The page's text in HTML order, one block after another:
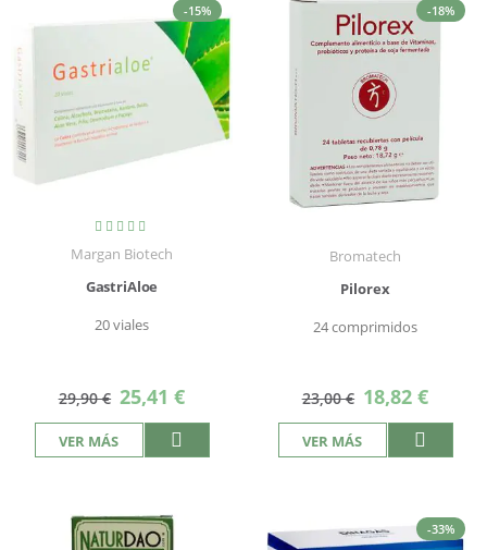
-15%
Valoración:
100%
Margan Biotech
GastriAloe
20 viales
29,90 € Precio
especial
25,41 €
VER MÁS
-18%
Bromatech
Pilorex
24 comprimidos
23,00 € Precio
especial
18,82 €
VER MÁS
-33%